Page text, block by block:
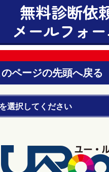
無料診断依
メールフォ
のページの先頭へ戻る